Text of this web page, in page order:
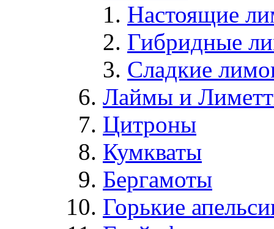
Настоящие
Гибридные
Сладкие
Лаймы и
Цитроны
Кумкваты
Бергамоты
Горькие